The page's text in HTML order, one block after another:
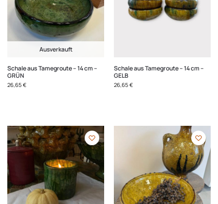
Ausverkauft
Schale aus Tamegroute – 14 cm –
GRÜN
26,65 €
Schale aus Tamegroute – 14 cm –
GELB
26,65 €